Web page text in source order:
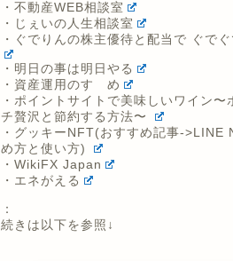
・不動産WEB相談室
・じぇいの人生相談室
・ぐでりんの株主優待と配当で ぐで
・明日の事は明日やる
・資産運用のすゝめ
・ポイントサイトで美味しいワイン〜
チ贅沢と節約する方法〜
・グッキーNFT(おすすめ記事->LINE
め方と使い方)
・WikiFX Japan
・エネがえる
：
続きは以下を参照↓